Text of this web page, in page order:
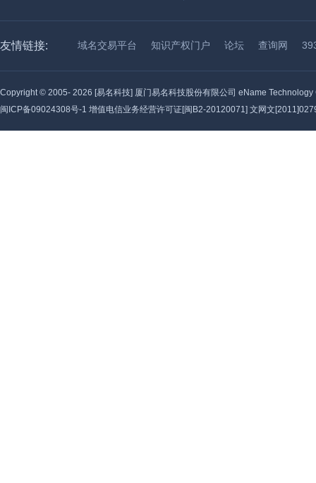
友情链接: 域名交易平台 知识产权门户 论坛 查询网
Copyright © 2005- 2026 [易名科技] 厦门易名科技股份有限公司 eName Technology
闽ICP备09024308号-1 增值电信业务经营许可证[闽B2-20120071] 文网文